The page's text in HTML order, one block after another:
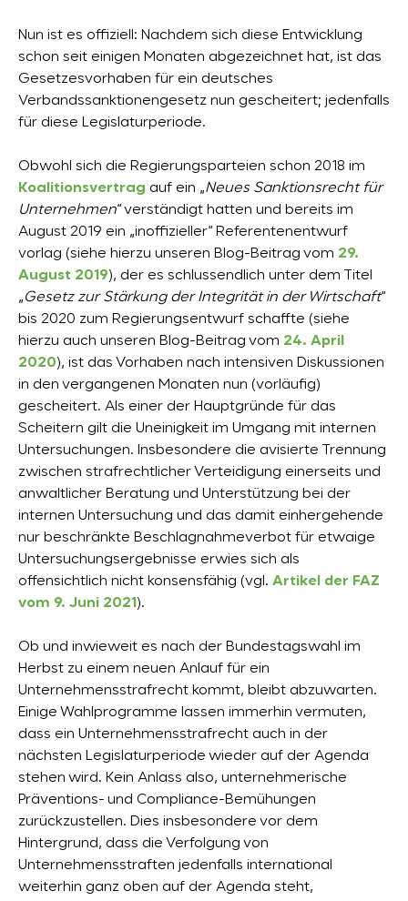
Nun ist es offiziell: Nachdem sich diese Entwicklung
schon seit einigen Monaten abgezeichnet hat, ist das
Gesetzesvorhaben für ein deutsches
Verbandssanktionengesetz nun gescheitert; jedenfalls
für diese Legislaturperiode.
Obwohl sich die Regierungsparteien schon 2018 im
Koalitionsvertrag auf ein „Neues Sanktionsrecht für
Unternehmen“ verständigt hatten und bereits im
August 2019 ein „inoffizieller“ Referentenentwurf
vorlag (siehe hierzu unseren Blog-Beitrag vom 29.
August 2019), der es schlussendlich unter dem Titel
„Gesetz zur Stärkung der Integrität in der Wirtschaft“
bis 2020 zum Regierungsentwurf schaffte (siehe
hierzu auch unseren Blog-Beitrag vom 24. April
2020), ist das Vorhaben nach intensiven Diskussionen
in den vergangenen Monaten nun (vorläufig)
gescheitert. Als einer der Hauptgründe für das
Scheitern gilt die Uneinigkeit im Umgang mit internen
Untersuchungen. Insbesondere die avisierte Trennung
zwischen strafrechtlicher Verteidigung einerseits und
anwaltlicher Beratung und Unterstützung bei der
internen Untersuchung und das damit einhergehende
nur beschränkte Beschlagnahmeverbot für etwaige
Untersuchungsergebnisse erwies sich als
offensichtlich nicht konsensfähig (vgl. Artikel der FAZ
vom 9. Juni 2021).
Ob und inwieweit es nach der Bundestagswahl im
Herbst zu einem neuen Anlauf für ein
Unternehmensstrafrecht kommt, bleibt abzuwarten.
Einige Wahlprogramme lassen immerhin vermuten,
dass ein Unternehmensstrafrecht auch in der
nächsten Legislaturperiode wieder auf der Agenda
stehen wird. Kein Anlass also, unternehmerische
Präventions- und Compliance-Bemühungen
zurückzustellen. Dies insbesondere vor dem
Hintergrund, dass die Verfolgung von
Unternehmensstraften jedenfalls international
weiterhin ganz oben auf der Agenda steht,